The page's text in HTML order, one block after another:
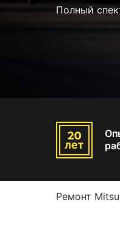
Полный
Ремонт